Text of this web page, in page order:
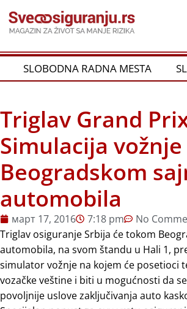
на
садржај
SLOBODNA RADNA MESTA
Triglav Grand
Simulacija vožnje
Beogradskom
automobila
март 17, 2016 7:18 pm
No
Triglav osiguranje Srbija će tokom
automobila, na svom štandu u Hali 1,
simulator vožnje na kojem će posetioci
vozačke veštine i biti u mogućnosti da
povoljnije uslove zaključivanja auto